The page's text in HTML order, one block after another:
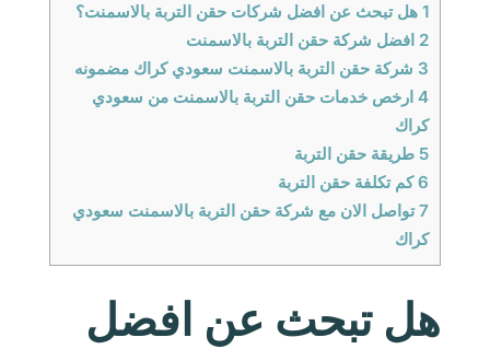
1هل تبحث عن افضل شركات حقن التربة بالاسمنت؟
2 افضل شركة حقن التربة بالاسمنت
3 شركة حقن التربة بالاسمنت سعودي كراك مضمونه
4ارخص خدمات حقن التربة بالاسمنت من سعودي
كراك
5 طريقة حقن التربة
6كم تكلفة حقن التربة
7تواصل الان مع شركة حقن التربة بالاسمنت سعودي
كراك
هل تبحث عن افضل